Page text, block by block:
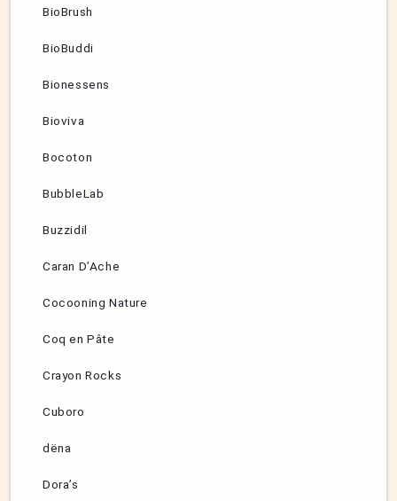
BioBrush
BioBuddi
Bionessens
Bioviva
Bocoton
BubbleLab
Buzzidil
Caran D’Ache
Cocooning Nature
Coq en Pâte
Crayon Rocks
Cuboro
dëna
Dora’s